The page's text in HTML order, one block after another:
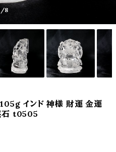
/8
インド 神様 財運 金運
石 t0505